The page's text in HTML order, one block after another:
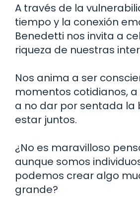
A través de la
tiempo y la conexión
Benedetti nos invita a
riqueza de nuestras
Nos anima a ser
momentos cotidianos,
a no dar por sentada la
estar juntos.
¿No es maravilloso
aunque somos
podemos crear algo
grande?